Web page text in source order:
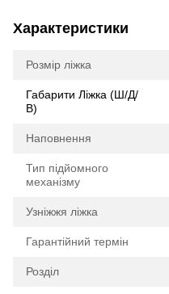
Характеристики
Розмір ліжка
Габарити Ліжка (Ш/Д/
В)
Наповнення
Тип підйомного
механізму
Узніжжя ліжка
Гарантійний термін
Розділ